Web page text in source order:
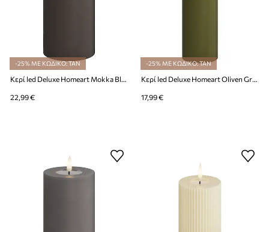
-25% ΜΕ ΚΩΔΙΚΟ: TAN
Κερί led Deluxe Homeart Mokka Bloklys 7,5 x 20 cm
22,99 €
-25% ΜΕ ΚΩΔΙΚΟ: TAN
Κερί led Deluxe Homeart Oliven Gronne Bloklys 5 x 20 cm
17,99 €